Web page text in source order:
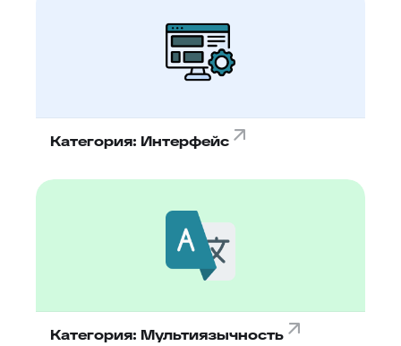
Категория: Интерфейс
Категория: Мультиязычность